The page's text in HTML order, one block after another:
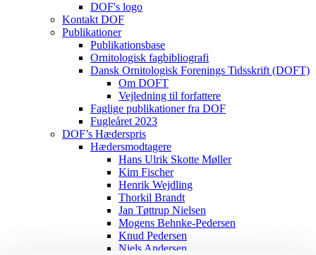
DOF's logo
Kontakt DOF
Publikationer
Publikationsbase
Ornitologisk fagbibliografi
Dansk Ornitologisk Forenings Tidsskrift (DOFT)
Om DOFT
Vejledning til forfattere
Faglige publikationer fra DOF
Fugleåret 2023
DOF’s Hæderspris
Hædersmodtagere
Hans Ulrik Skotte Møller
Kim Fischer
Henrik Wejdling
Thorkil Brandt
Jan Tøttrup Nielsen
Mogens Behnke-Pedersen
Knud Pedersen
Niels Andersen